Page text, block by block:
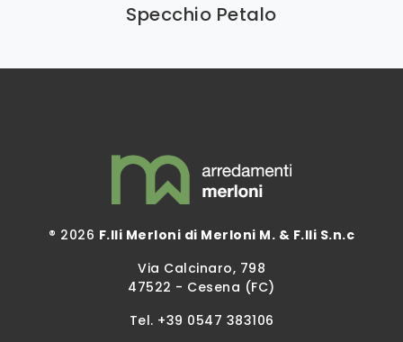
Specchio Petalo
® 2026 F.lli Merloni di Merloni M. & F.lli S.n.c
Via Calcinaro, 798
47522 - Cesena (FC)
Tel. +39 0547 383106